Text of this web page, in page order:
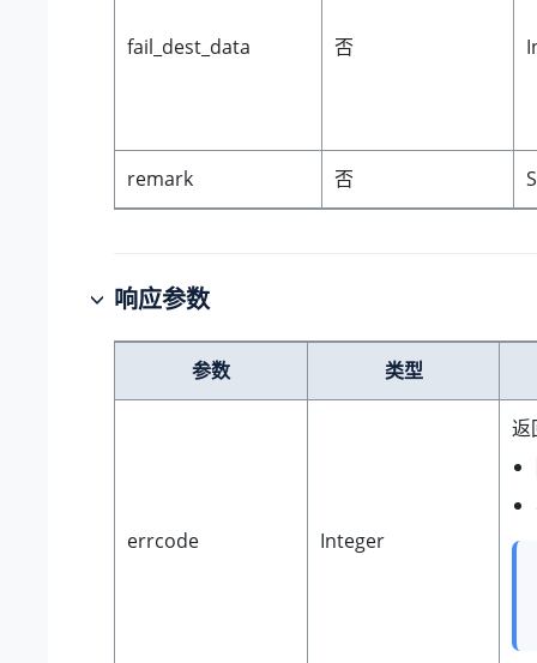
fail_dest_data 否
remark 否
响应参数
参数 类型
errcode Integer
返